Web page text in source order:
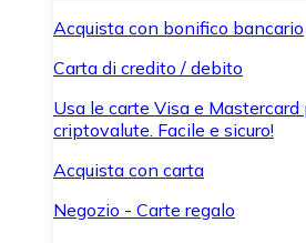
Acquista con bonifico bancario
Carta di credito / debito
Usa le carte Visa e Mastercard
criptovalute. Facile e sicuro!
Acquista con carta
Negozio - Carte regalo